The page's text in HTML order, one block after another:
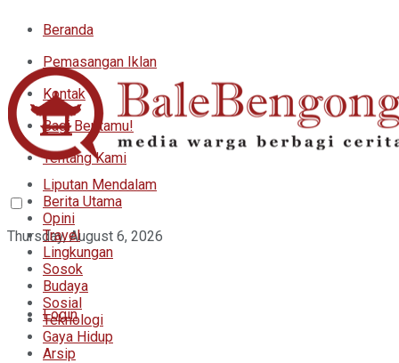
Beranda
Pemasangan Iklan
Kontak
Bagi Beritamu!
Tentang Kami
Thursday, August 6, 2026
Login
Liputan Mendalam
Berita Utama
Opini
Travel
Lingkungan
Sosok
Budaya
Sosial
Teknologi
Gaya Hidup
Arsip